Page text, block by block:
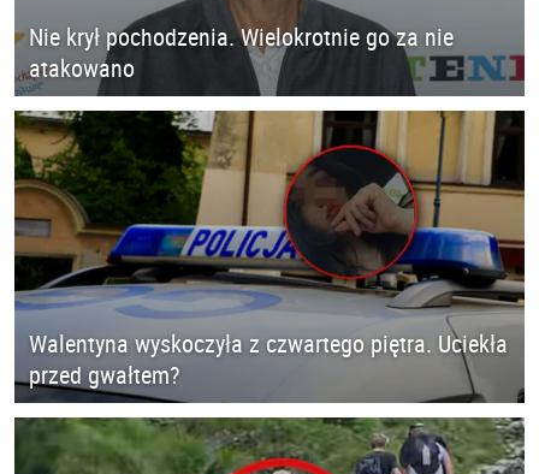
Nie krył pochodzenia. Wielokrotnie go za nie
atakowano
Walentyna wyskoczyła z czwartego piętra. Uciekła
przed gwałtem?